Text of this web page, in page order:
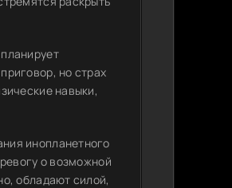
но страх
навыки,
инопланетного
о возможной
обладают силой,